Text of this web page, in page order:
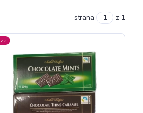
strana z 1